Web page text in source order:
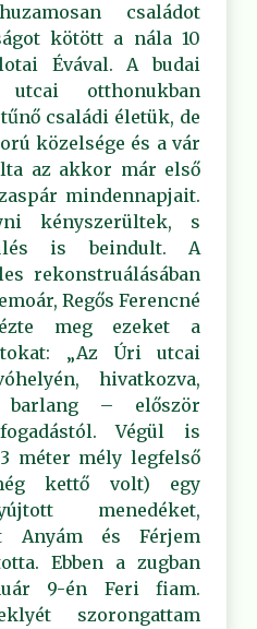
családot
kötött a nála 10
Évával. A budai
otthonukban
családi életük, de
közelsége és a vár
az akkor már első
mindennapjait.
kényszerültek, s
is beindult. A
rekonstruálásában
Regős Ferencné
meg ezeket a
„Az Úri utcai
hivatkozva,
– először
Végül is
méter mély legfelső
kettő volt) egy
menedéket,
Anyám és Férjem
Ebben a zugban
9-én Feri fiam.
szorongattam